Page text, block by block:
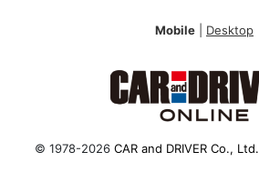
Mobile Desktop
© 1978-2026 CAR and DRIVER Co., Ltd.